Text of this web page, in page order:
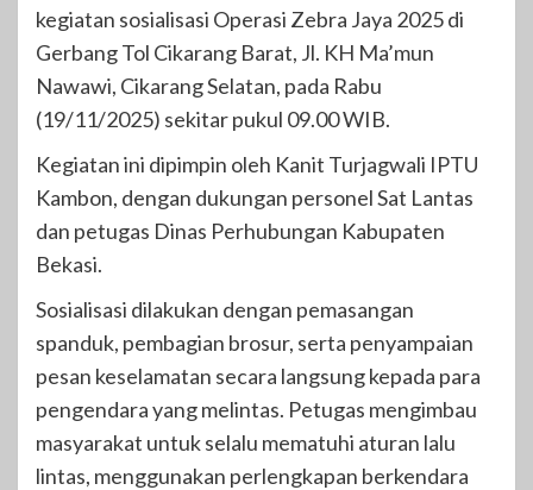
kegiatan sosialisasi Operasi Zebra Jaya 2025 di
Gerbang Tol Cikarang Barat, Jl. KH Ma’mun
Nawawi, Cikarang Selatan, pada Rabu
(19/11/2025) sekitar pukul 09.00 WIB.
Kegiatan ini dipimpin oleh Kanit Turjagwali IPTU
Kambon, dengan dukungan personel Sat Lantas
dan petugas Dinas Perhubungan Kabupaten
Bekasi.
Sosialisasi dilakukan dengan pemasangan
spanduk, pembagian brosur, serta penyampaian
pesan keselamatan secara langsung kepada para
pengendara yang melintas. Petugas mengimbau
masyarakat untuk selalu mematuhi aturan lalu
lintas, menggunakan perlengkapan berkendara